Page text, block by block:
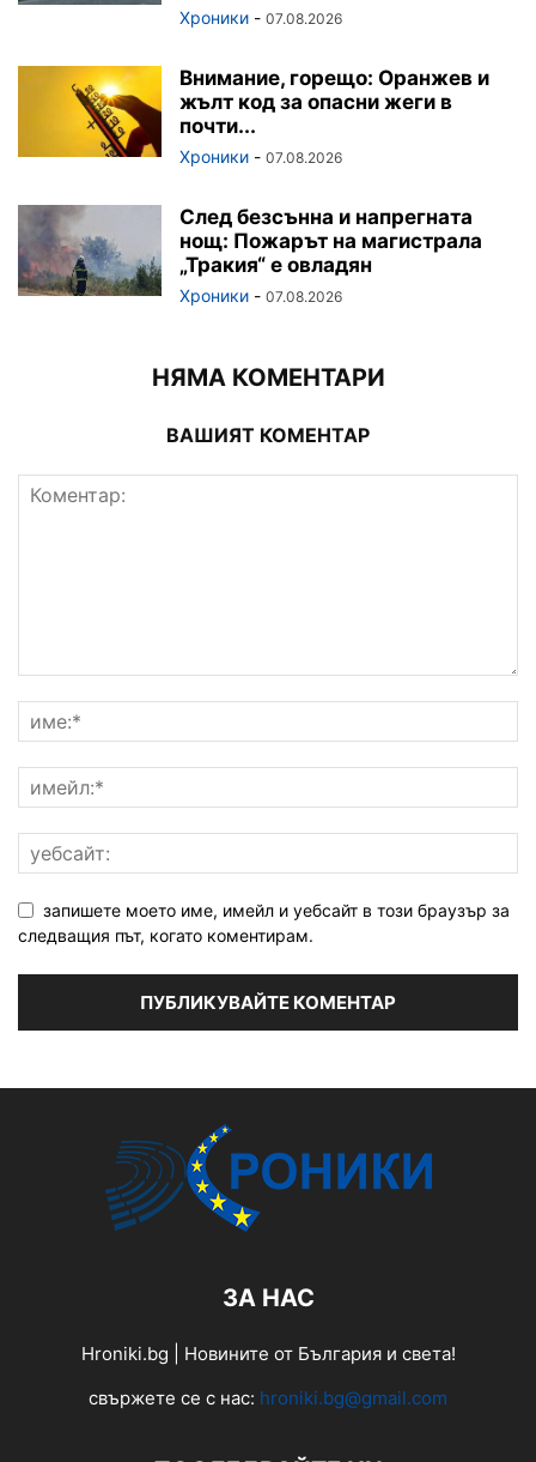
Хроники - 07.08.2026
Внимание, горещо: Оранжев и
жълт код за опасни жеги в
почти...
Хроники - 07.08.2026
След безсънна и напрегната
нощ: Пожарът на магистрала
„Тракия“ е овладян
Хроники - 07.08.2026
НЯМА КОМЕНТАРИ
ВАШИЯТ КОМЕНТАР
запишете моето име, имейл и уебсайт в този браузър за
следващия път, когато коментирам.
ЗА НАС
Hroniki.bg | Новините от България и света!
свържете се с нас: hroniki.bg@gmail.com